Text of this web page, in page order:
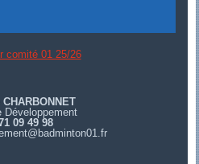
comité 01 25/26
Développement
09 49 98